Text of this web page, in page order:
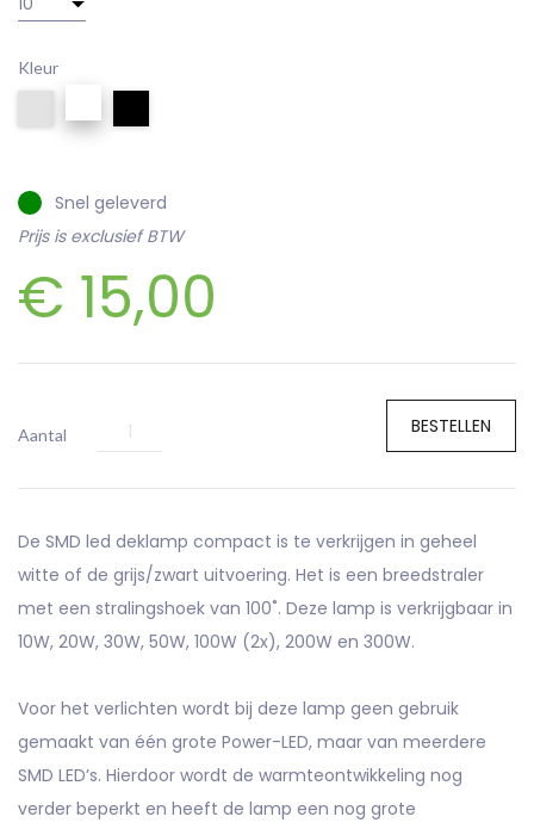
Kleur
Snel geleverd
Prijs is exclusief BTW
€ 15,00
Aantal BESTELLEN
De SMD led deklamp compact is te verkrijgen in geheel
witte of de grijs/zwart uitvoering. Het is een breedstraler
met een stralingshoek van 100˚. Deze lamp is verkrijgbaar in
10W, 20W, 30W, 50W, 100W (2x), 200W en 300W.
Voor het verlichten wordt bij deze lamp geen gebruik
gemaakt van één grote Power-LED, maar van meerdere
SMD LED’s. Hierdoor wordt de warmteontwikkeling nog
verder beperkt en heeft de lamp een nog grote